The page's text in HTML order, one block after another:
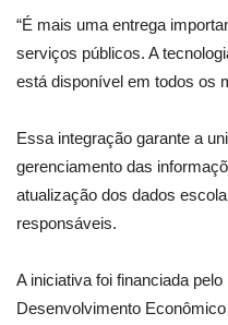
“É mais uma entrega
serviços públicos. A
está disponível em todos os
Essa integração garante a
gerenciamento das
atualização dos dados
responsáveis.
A iniciativa foi financiada
Desenvolvimento